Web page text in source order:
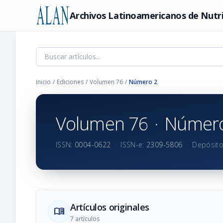
Archivos Latinoamericanos de
Inicio / Ediciones / Volumen 76 / Número 2
Volumen 76 ·
ISSN: 0004-0622 · ISSN-e: 2309-5806 ·
menu_book Artículos originales
7 artículos